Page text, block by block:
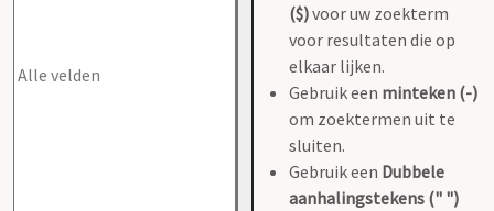
($)voor uw zoekterm
voor resultaten die op
elkaar lijken.
Gebruik een minteken (-)
om zoektermen uit te
sluiten.
Gebruik een Dubbele
aanhalingstekens (" ")